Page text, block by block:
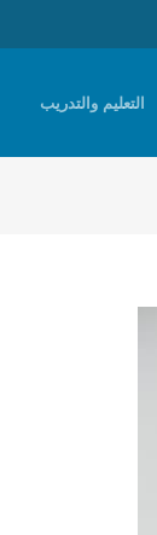
التعليم والتدريب